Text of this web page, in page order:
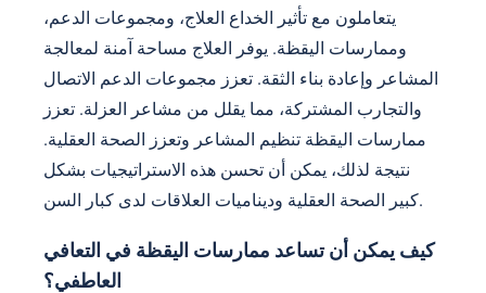
يتعاملون مع تأثير الخداع العلاج، ومجموعات الدعم،
وممارسات اليقظة. يوفر العلاج مساحة آمنة لمعالجة
المشاعر وإعادة بناء الثقة. تعزز مجموعات الدعم الاتصال
والتجارب المشتركة، مما يقلل من مشاعر العزلة. تعزز
ممارسات اليقظة تنظيم المشاعر وتعزز الصحة العقلية.
نتيجة لذلك، يمكن أن تحسن هذه الاستراتيجيات بشكل
كبير الصحة العقلية وديناميات العلاقات لدى كبار السن.
كيف يمكن أن تساعد ممارسات اليقظة في التعافي
العاطفي؟